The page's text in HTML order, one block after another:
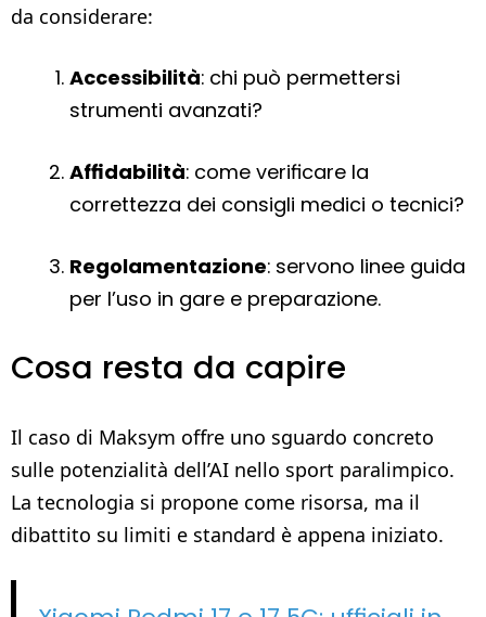
da considerare:
Accessibilità: chi può permettersi
strumenti avanzati?
Affidabilità: come verificare la
correttezza dei consigli medici o tecnici?
Regolamentazione: servono linee guida
per l’uso in gare e preparazione.
Cosa resta da capire
Il caso di Maksym offre uno sguardo concreto
sulle potenzialità dell’AI nello sport paralimpico.
La tecnologia si propone come risorsa, ma il
dibattito su limiti e standard è appena iniziato.